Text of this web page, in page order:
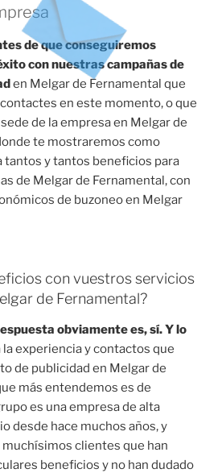
de que conseguiremos
con nuestras campañas de
en Melgar de Fernamental que
en este momento, o que
de la empresa en Melgar de
te mostraremos como
tantos y tantos beneficios para
de Melgar de Fernamental, con
de buzoneo en Melgar
con vuestros servicios
de Fernamental?
obviamente es, sí. Y lo
la experiencia y contactos que
de publicidad en Melgar de
más entendemos es de
es una empresa de alta
desde hace muchos años, y
clientes que han
beneficios y no han dudado